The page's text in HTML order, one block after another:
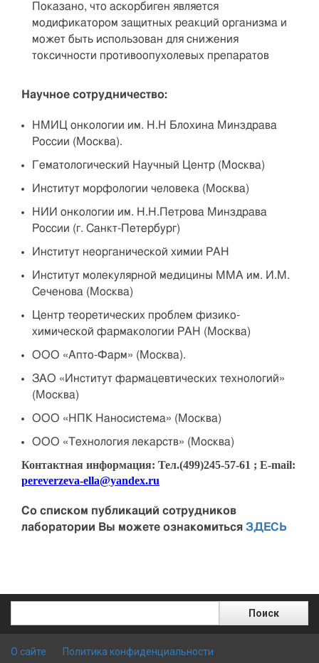
Показано, что аскорбиген является
модификатором защитных реакций организма и
может быть использован для снижения
токсичности противоопухолевых препаратов
Научное сотрудничество:
НМИЦ онкологии им. Н.Н Блохина Минздрава
России (Москва).
Гематологический Научный Центр (Москва)
Институт морфологии человека (Москва)
НИИ онкологии им. Н.Н.Петрова Минздрава
России (г. Санкт-Петербург)
Институт неорганической химии РАН
Институт молекулярной медицины ММА им. И.М.
Сеченова (Москва)
Центр теоретических проблем физико-
химической фармакологии РАН (Москва)
ООО «Апто-Фарм» (Москва).
ЗАО «Институт фармацевтических технологий»
(Москва)
ООО «НПК Наносистема» (Москва)
ООО «Технология лекарств» (Москва)
Контактная информация: Тел.(499)245-57-61 ; E-mail:
pereverzeva-ella@yandex.ru
Cо списком публикаций сотрудников
лаборатории Вы можете ознакомиться ЗДЕСЬ
О сайте Политика конфиденциальности